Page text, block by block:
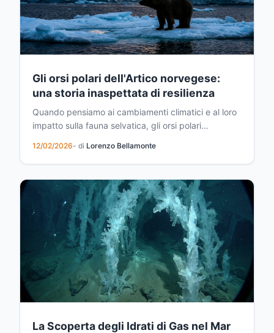
Gli orsi polari dell'Artico norvegese:
una storia inaspettata di resilienza
Quando pensiamo ai cambiamenti climatici e al loro
impatto sulla fauna selvatica, gli orsi polari
ambientale. Eppure, nella remota regione dell'Artico
norvegese, sta emergendo una storia sorprendente
che sfida le aspettative: gli orsi polari stanno
diventa...
12/02/2026- di Lorenzo Bellamonte
La Scoperta degli Idrati di Gas nel Mar